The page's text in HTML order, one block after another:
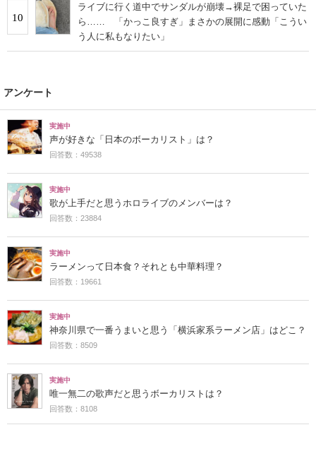
10
ライブに行く道中でサンダルが崩壊→裸足で困っていた
ら…… 「かっこ良すぎ」まさかの展開に感動「こうい
う人に私もなりたい」
アンケート
実施中
声が好きな「日本のボーカリスト」は？
回答数：49538
実施中
歌が上手だと思うホロライブのメンバーは？
回答数：23884
実施中
ラーメンって日本食？それとも中華料理？
回答数：19661
実施中
神奈川県で一番うまいと思う「横浜家系ラーメン店」はどこ？
回答数：8509
実施中
唯一無二の歌声だと思うボーカリストは？
回答数：8108